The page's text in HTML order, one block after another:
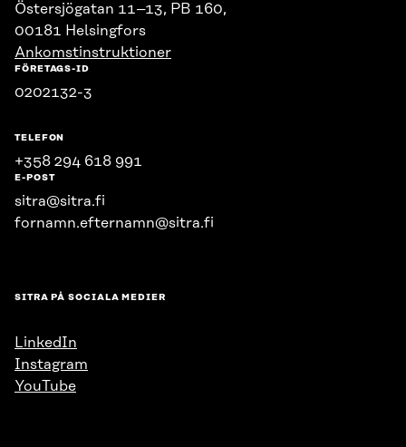
Östersjögatan 11–13, PB 160,
00181 Helsingfors
Ankomstinstruktioner
FÖRETAGS-ID
0202132-3
TELEFON
+358 294 618 991
E-POST
sitra@sitra.fi
fornamn.efternamn@sitra.fi
SITRA PÅ SOCIALA MEDIER
LinkedIn
Instagram
YouTube